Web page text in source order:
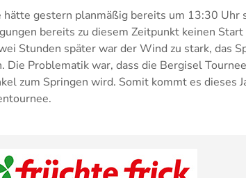
hätte gestern planmäßig bereits um 13:30
bereits zu diesem Zeitpunkt keinen
Stunden später war der Wind zu stark, das
Problematik war, dass die Bergisel
zum Springen wird. Somit kommt es dieses